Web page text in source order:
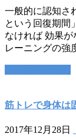
一般的に認知さ
という回復期間
なければ 効果
レーニングの強
筋トレで身体は
2017年12月28日